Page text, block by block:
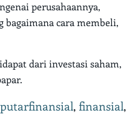
perusahaannya,
bagaimana cara membeli,
dari investasi saham,
,finansial,